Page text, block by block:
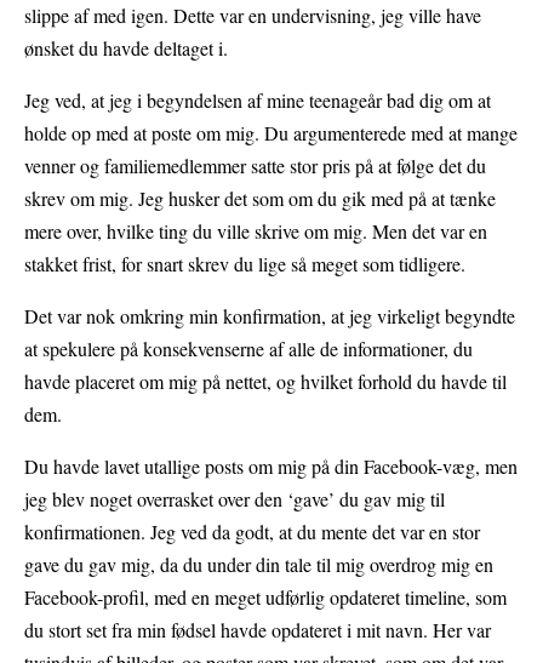
slippe af med igen. Dette var en undervisning, jeg ville have
ønsket du havde deltaget i.
Jeg ved, at jeg i begyndelsen af mine teenageår bad dig om at
holde op med at poste om mig. Du argumenterede med at mange
venner og familiemedlemmer satte stor pris på at følge det du
skrev om mig. Jeg husker det som om du gik med på at tænke
mere over, hvilke ting du ville skrive om mig. Men det var en
stakket frist, for snart skrev du lige så meget som tidligere.
Det var nok omkring min konfirmation, at jeg virkeligt begyndte
at spekulere på konsekvenserne af alle de informationer, du
havde placeret om mig på nettet, og hvilket forhold du havde til
dem.
Du havde lavet utallige posts om mig på din Facebook-væg, men
jeg blev noget overrasket over den ‘gave’ du gav mig til
konfirmationen. Jeg ved da godt, at du mente det var en stor
gave du gav mig, da du under din tale til mig overdrog mig en
Facebook-profil, med en meget udførlig opdateret timeline, som
du stort set fra min fødsel havde opdateret i mit navn. Her var